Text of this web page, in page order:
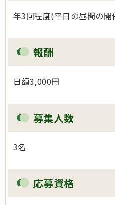
年3回程度(平日の昼間の開
報酬
日額3,000円
募集人数
3名
応募資格